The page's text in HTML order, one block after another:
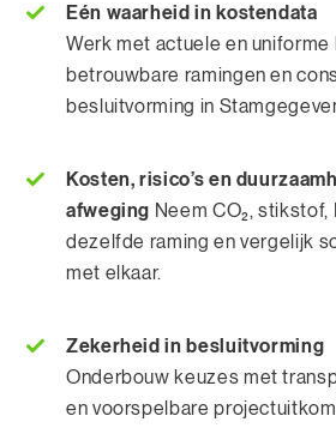
Eén waarheid in kostendata
Werk met actuele en
betrouwbare ramingen en
besluitvorming in
Kosten, risico’s en
afweging Neem CO₂, stikstof,
dezelfde raming en vergelijk
met elkaar.
Zekerheid in besluitvorming
Onderbouw keuzes met
en voorspelbare